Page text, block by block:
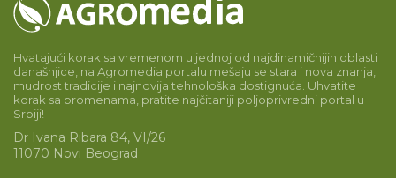
Hvatajući korak sa vremenom u jednoj od najdinamičnijih oblasti
današnjice, na Agromedia portalu mešaju se stara i nova znanja,
mudrost tradicije i najnovija tehnološka dostignuća. Uhvatite
korak sa promenama, pratite najčitaniji poljoprivredni portal u
Srbiji!
Dr Ivana Ribara 84, VI/26
11070 Novi Beograd